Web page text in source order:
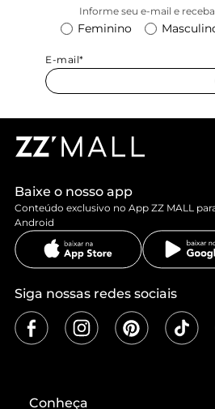
Informe seu e-mail e
Feminino
E-mail*
Baixe o nosso app
Conteúdo exclusivo no App ZZ MALL
Android
Siga nossas redes sociais
Conheça